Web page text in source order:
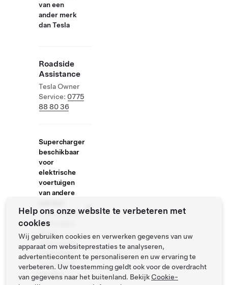
van een
ander merk
dan Tesla
Roadside
Assistance
Tesla Owner
Service: 0775
88 80 36
Supercharger
beschikbaar
voor
elektrische
voertuigen
van andere
Compatibele
voertuigen:
Tesla,
elektrische
voertuigen
van andere
Help ons onze website te verbeteren met
cookies
Wij gebruiken cookies en verwerken gegevens van uw
apparaat om websiteprestaties te analyseren,
advertentiecontent te personaliseren en uw ervaring te
verbeteren. Uw toestemming geldt ook voor de overdracht
van gegevens naar het buitenland. Bekijk Cookie-